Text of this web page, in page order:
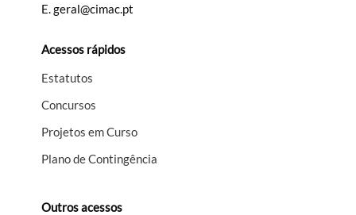
E.geral@cimac.pt
Acessos rápidos
Estatutos
Concursos
Projetos em Curso
Plano de Contingência
Outros acessos